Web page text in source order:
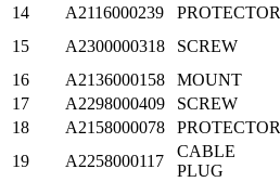
14
A2116000239 PROTECTOR
15
A2300000318 SCREW
16
A2136000158 MOUNT
17
A2298000409 SCREW
18
A2158000078 PROTECTOR
19
A2258000117
CABLE
PLUG